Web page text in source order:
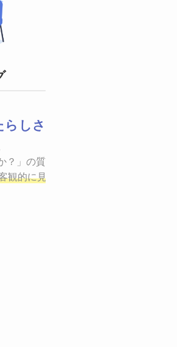
提案いたします。
した場所へ適切なターゲットに向け
考え実行・検証・修正
らしさ
？」の質問に答えることはできるでし
観的に見ながら最終的な絵を描き、